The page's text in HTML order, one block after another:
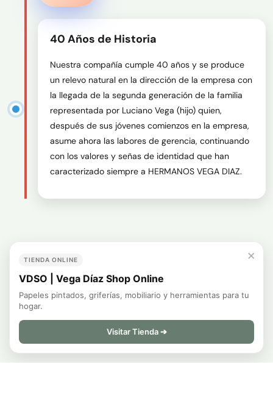
40 Años de Historia
Nuestra compañía cumple 40 años y se produce
un relevo natural en la dirección de la empresa con
la llegada de la segunda generación de la familia
representada por Luciano Vega (hijo) quien,
después de sus jóvenes comienzos en la empresa,
asume ahora las labores de gerencia, continuando
con los valores y señas de identidad que han
caracterizado siempre a HERMANOS VEGA DIAZ.
TIENDA ONLINE
VDSO | Vega Díaz Shop Online
Papeles pintados, griferías, mobiliario y herramientas para tu
hogar.
Visitar Tienda ➔
×